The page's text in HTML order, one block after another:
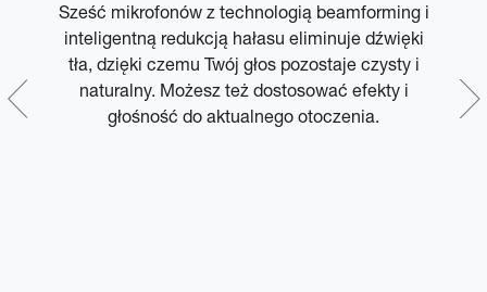
Sześć mikrofonów z technologią beamforming i
inteligentną redukcją hałasu eliminuje dźwięki
tła, dzięki czemu Twój głos pozostaje czysty i
naturalny. Możesz też dostosować efekty i
głośność do aktualnego otoczenia.